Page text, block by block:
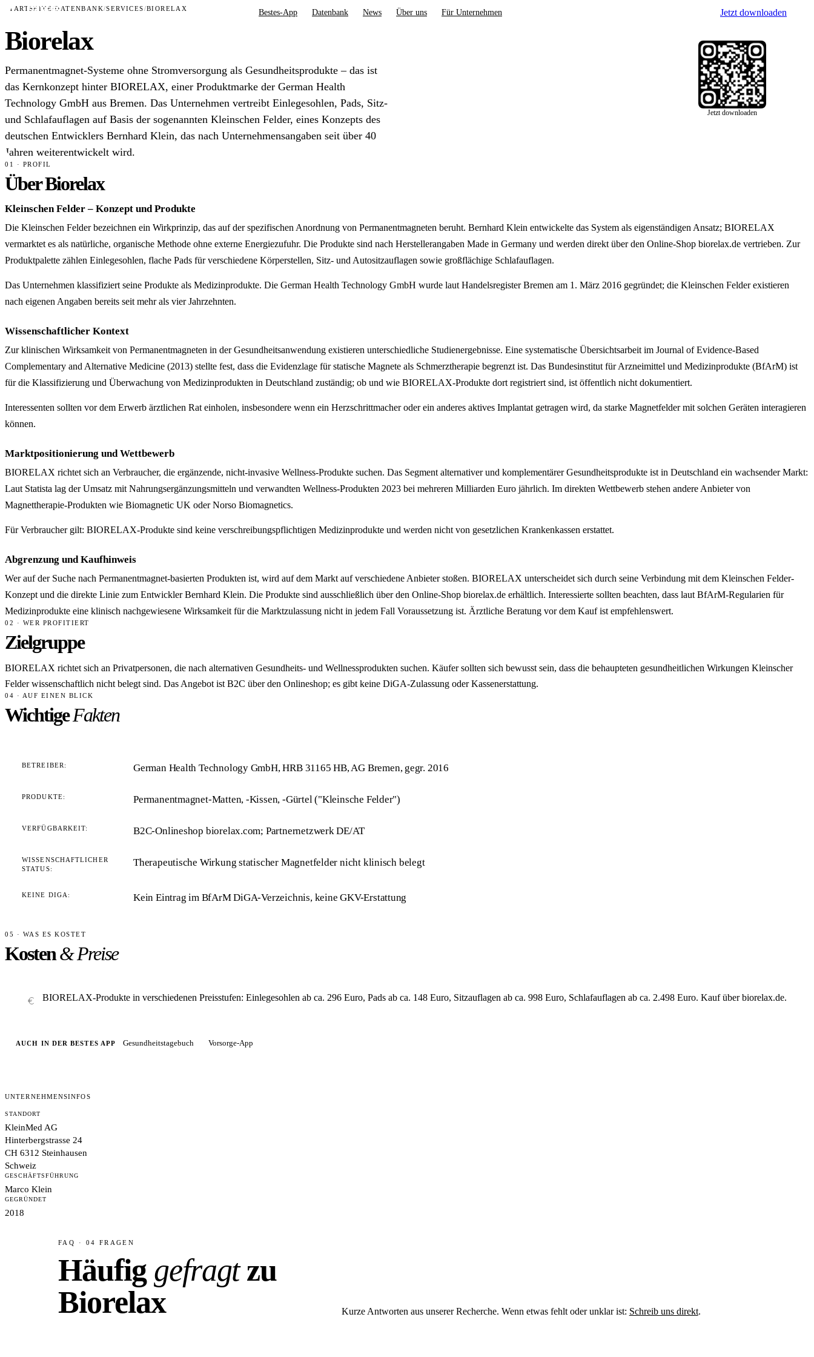
Bestes-App Datenbank News Über uns Für Unternehmen
Jetzt downloaden
Jetzt downloaden
STARTSEITE/DATENBANK/SERVICES/BIORELAX
Biorelax
Permanentmagnet-Systeme ohne Stromversorgung als Gesundheitsprodukte – das ist
das Kernkonzept hinter BIORELAX, einer Produktmarke der German Health
Technology GmbH aus Bremen. Das Unternehmen vertreibt Einlegesohlen, Pads, Sitz-
und Schlafauflagen auf Basis der sogenannten Kleinschen Felder, eines Konzepts des
deutschen Entwicklers Bernhard Klein, das nach Unternehmensangaben seit über 40
Jahren weiterentwickelt wird.
01 · PROFIL
Über Biorelax
Kleinschen Felder – Konzept und Produkte
Die Kleinschen Felder bezeichnen ein Wirkprinzip, das auf der spezifischen Anordnung von Permanentmagneten beruht. Bernhard Klein entwickelte das System als eigenständigen Ansatz; BIORELAX
vermarktet es als natürliche, organische Methode ohne externe Energiezufuhr. Die Produkte sind nach Herstellerangaben Made in Germany und werden direkt über den Online-Shop biorelax.de vertrieben. Zur
Produktpalette zählen Einlegesohlen, flache Pads für verschiedene Körperstellen, Sitz- und Autositzauflagen sowie großflächige Schlafauflagen.
Das Unternehmen klassifiziert seine Produkte als Medizinprodukte. Die German Health Technology GmbH wurde laut Handelsregister Bremen am 1. März 2016 gegründet; die Kleinschen Felder existieren
nach eigenen Angaben bereits seit mehr als vier Jahrzehnten.
Wissenschaftlicher Kontext
Zur klinischen Wirksamkeit von Permanentmagneten in der Gesundheitsanwendung existieren unterschiedliche Studienergebnisse. Eine systematische Übersichtsarbeit im Journal of Evidence-Based
Complementary and Alternative Medicine (2013) stellte fest, dass die Evidenzlage für statische Magnete als Schmerztherapie begrenzt ist. Das Bundesinstitut für Arzneimittel und Medizinprodukte (BfArM) ist
für die Klassifizierung und Überwachung von Medizinprodukten in Deutschland zuständig; ob und wie BIORELAX-Produkte dort registriert sind, ist öffentlich nicht dokumentiert.
Interessenten sollten vor dem Erwerb ärztlichen Rat einholen, insbesondere wenn ein Herzschrittmacher oder ein anderes aktives Implantat getragen wird, da starke Magnetfelder mit solchen Geräten interagieren
können.
Marktpositionierung und Wettbewerb
BIORELAX richtet sich an Verbraucher, die ergänzende, nicht-invasive Wellness-Produkte suchen. Das Segment alternativer und komplementärer Gesundheitsprodukte ist in Deutschland ein wachsender Markt:
Laut Statista lag der Umsatz mit Nahrungsergänzungsmitteln und verwandten Wellness-Produkten 2023 bei mehreren Milliarden Euro jährlich. Im direkten Wettbewerb stehen andere Anbieter von
Magnettherapie-Produkten wie Biomagnetic UK oder Norso Biomagnetics.
Für Verbraucher gilt: BIORELAX-Produkte sind keine verschreibungspflichtigen Medizinprodukte und werden nicht von gesetzlichen Krankenkassen erstattet.
Abgrenzung und Kaufhinweis
Wer auf der Suche nach Permanentmagnet-basierten Produkten ist, wird auf dem Markt auf verschiedene Anbieter stoßen. BIORELAX unterscheidet sich durch seine Verbindung mit dem Kleinschen Felder-
Konzept und die direkte Linie zum Entwickler Bernhard Klein. Die Produkte sind ausschließlich über den Online-Shop biorelax.de erhältlich. Interessierte sollten beachten, dass laut BfArM-Regularien für
Medizinprodukte eine klinisch nachgewiesene Wirksamkeit für die Marktzulassung nicht in jedem Fall Voraussetzung ist. Ärztliche Beratung vor dem Kauf ist empfehlenswert.
02 · WER PROFITIERT
Zielgruppe
BIORELAX richtet sich an Privatpersonen, die nach alternativen Gesundheits- und Wellnessprodukten suchen. Käufer sollten sich bewusst sein, dass die behaupteten gesundheitlichen Wirkungen Kleinscher
Felder wissenschaftlich nicht belegt sind. Das Angebot ist B2C über den Onlineshop; es gibt keine DiGA-Zulassung oder Kassenerstattung.
04 · AUF EINEN BLICK
WichtigeFakten
BETREIBER: German Health Technology GmbH, HRB 31165 HB, AG Bremen, gegr. 2016
PRODUKTE: Permanentmagnet-Matten, -Kissen, -Gürtel ("Kleinsche Felder")
VERFÜGBARKEIT: B2C-Onlineshop biorelax.com; Partnernetzwerk DE/AT
WISSENSCHAFTLICHER
STATUS:
Therapeutische Wirkung statischer Magnetfelder nicht klinisch belegt
KEINE DIGA: Kein Eintrag im BfArM DiGA-Verzeichnis, keine GKV-Erstattung
05 · WAS ES KOSTET
Kosten& Preise
BIORELAX-Produkte in verschiedenen Preisstufen: Einlegesohlen ab ca. 296 Euro, Pads ab ca. 148 Euro, Sitzauflagen ab ca. 998 Euro, Schlafauflagen ab ca. 2.498 Euro. Kauf über biorelax.de.
AUCH IN DER BESTES APP Gesundheitstagebuch Vorsorge-App
UNTERNEHMENSINFOS
STANDORT
KleinMed AG
Hinterbergstrasse 24
CH 6312 Steinhausen
Schweiz
GESCHÄFTSFÜHRUNG
Marco Klein
GEGRÜNDET
2018
FAQ · 04 FRAGEN
Häufig gefragtzu
Biorelax
Kurze Antworten aus unserer Recherche. Wenn etwas fehlt oder unklar ist: Schreib uns direkt.